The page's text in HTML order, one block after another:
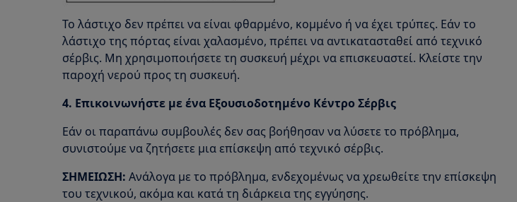
Το λάστιχο δεν πρέπει να είναι φθαρμένο, κομμένο ή να έχει τρύπες. Εάν το
λάστιχο της πόρτας είναι χαλασμένο, πρέπει να αντικατασταθεί από τεχνικό
σέρβις. Μη χρησιμοποιήσετε τη συσκευή μέχρι να επισκευαστεί. Κλείστε την
παροχή νερού προς τη συσκευή.
4. Επικοινωνήστε με ένα Εξουσιοδοτημένο Κέντρο Σέρβις
Εάν οι παραπάνω συμβουλές δεν σας βοήθησαν να λύσετε το πρόβλημα,
συνιστούμε να ζητήσετε μια επίσκεψη από τεχνικό σέρβις.
ΣΗΜΕΙΩΣΗ: Ανάλογα με το πρόβλημα, ενδεχομένως να χρεωθείτε την επίσκεψη
του τεχνικού, ακόμα και κατά τη διάρκεια της εγγύησης.